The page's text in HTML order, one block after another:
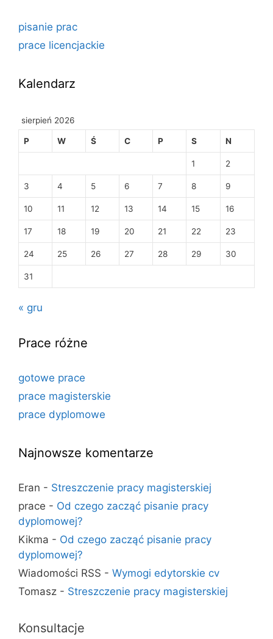
pisanie prac
prace licencjackie
Kalendarz
sierpień 2026
P W Ś C P S N
1 2
3 4 5 6 7 8 9
10 11 12 13 14 15 16
17 18 19 20 21 22 23
24 25 26 27 28 29 30
31
« gru
Prace różne
gotowe prace
prace magisterskie
prace dyplomowe
Najnowsze komentarze
Eran - Streszczenie pracy magisterskiej
prace - Od czego zacząć pisanie pracy
dyplomowej?
Kikma - Od czego zacząć pisanie pracy
dyplomowej?
Wiadomości RSS - Wymogi edytorskie cv
Tomasz - Streszczenie pracy magisterskiej
Konsultacje